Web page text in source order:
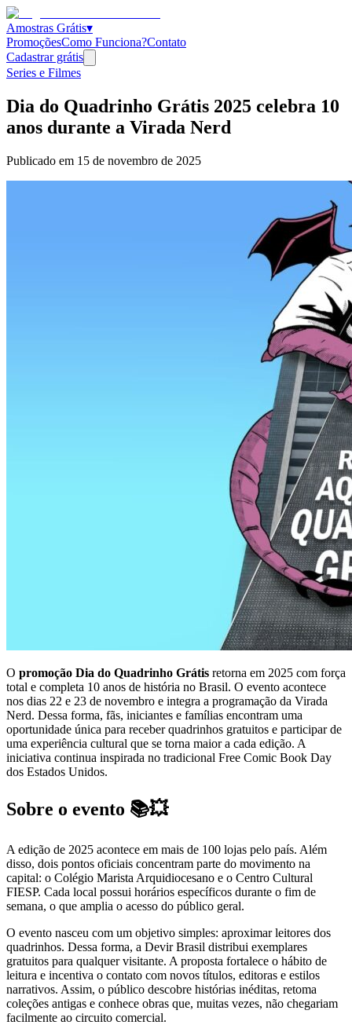
Amostras Grátis▾
PromoçõesComo Funciona?Contato
Cadastrar grátis
Series e Filmes
Dia do Quadrinho Grátis 2025 celebra 10
anos durante a Virada Nerd
Publicado em 15 de novembro de 2025
O promoção Dia do Quadrinho Grátis retorna em 2025 com força
total e completa 10 anos de história no Brasil. O evento acontece
nos dias 22 e 23 de novembro e integra a programação da Virada
Nerd. Dessa forma, fãs, iniciantes e famílias encontram uma
oportunidade única para receber quadrinhos gratuitos e participar de
uma experiência cultural que se torna maior a cada edição. A
iniciativa continua inspirada no tradicional Free Comic Book Day
dos Estados Unidos.
Sobre o evento 📚💥
A edição de 2025 acontece em mais de 100 lojas pelo país. Além
disso, dois pontos oficiais concentram parte do movimento na
capital: o Colégio Marista Arquidiocesano e o Centro Cultural
FIESP. Cada local possui horários específicos durante o fim de
semana, o que amplia o acesso do público geral.
O evento nasceu com um objetivo simples: aproximar leitores dos
quadrinhos. Dessa forma, a Devir Brasil distribui exemplares
gratuitos para qualquer visitante. A proposta fortalece o hábito de
leitura e incentiva o contato com novos títulos, editoras e estilos
narrativos. Assim, o público descobre histórias inéditas, retoma
coleções antigas e conhece obras que, muitas vezes, não chegariam
facilmente ao circuito comercial.